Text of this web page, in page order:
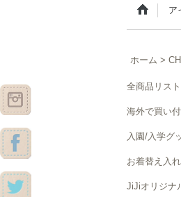
ア
ホーム >
全商品リスト
海外で買い
入園/入学グ
お着替え入れ
JiJiオリジナ